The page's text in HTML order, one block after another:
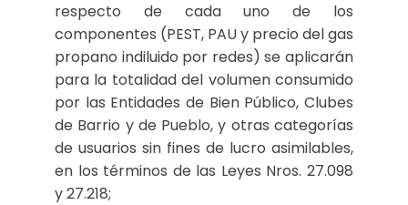
respecto de cada uno de los
componentes (PEST, PAU y precio del gas
propano indiluido por redes) se aplicarán
para la totalidad del volumen consumido
por las Entidades de Bien Público, Clubes
de Barrio y de Pueblo, y otras categorías
de usuarios sin fines de lucro asimilables,
en los términos de las Leyes Nros. 27.098
y 27.218;